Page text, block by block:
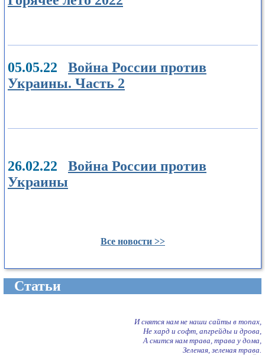
05.05.22 Война России против
Украины. Часть 2
26.02.22 Война России против
Украины
Все новости >>
Cтатьи
И снятся нам не наши сайты в топах,
Не хард и софт, апгрейды и дрова,
А снится нам трава, трава у дома,
Зеленая, зеленая трава.